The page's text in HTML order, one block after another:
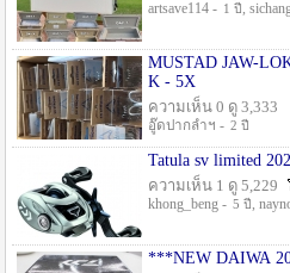
artsave114 - 1 ปี ,
MUSTAD JAW-
K - 5X
ความเห็น 0 ดู 3,333
อู๊ดปากลำฯ - 2 ปี
Tatula sv limited
ความเห็น 1 ดู 5,229
khong_beng - 5 ปี ,